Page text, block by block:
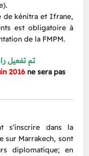
de kénitra et Ifrane,
est obligatoire à
de la FMPM.
تم تفعيل
2016ne sera pas
s’inscrire dans la
sur Marrakech, sont
diplomatique; en